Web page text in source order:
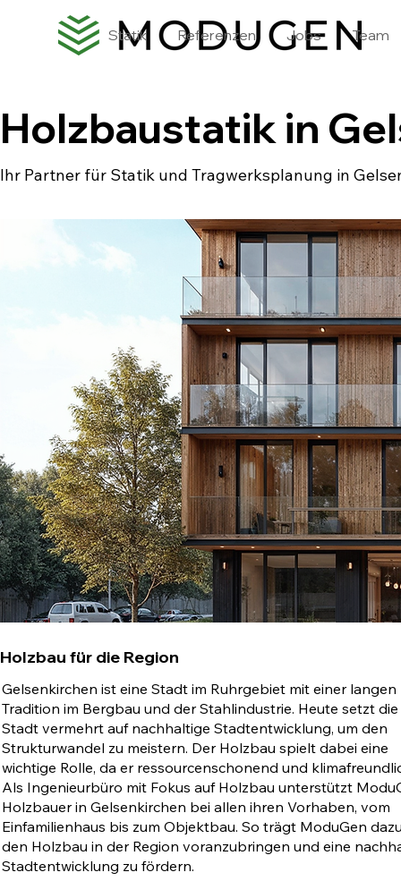
Statik Referenzen Jobs Team
Holzbaustatik in
Ihr Partner für Statik und Tragwerksplanung in
Holzbau für die Region
Gelsenkirchen ist eine Stadt im Ruhrgebiet mit einer langen
Tradition im Bergbau und der Stahlindustrie. Heute setzt die
Stadt vermehrt auf nachhaltige Stadtentwicklung, um den
Strukturwandel zu meistern. Der Holzbau spielt dabei eine
wichtige Rolle, da er ressourcenschonend und
Als Ingenieurbüro mit Fokus auf Holzbau unterstützt
Holzbauer in Gelsenkirchen bei allen ihren Vorhaben, vom
Einfamilienhaus bis zum Objektbau. So trägt ModuGen
den Holzbau in der Region voranzubringen und eine
Stadtentwicklung zu fördern.